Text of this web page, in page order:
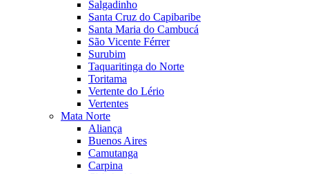
Salgadinho
Santa Cruz do Capibaribe
Santa Maria do Cambucá
São Vicente Férrer
Surubim
Taquaritinga do Norte
Toritama
Vertente do Lério
Vertentes
Mata Norte
Aliança
Buenos Aires
Camutanga
Carpina